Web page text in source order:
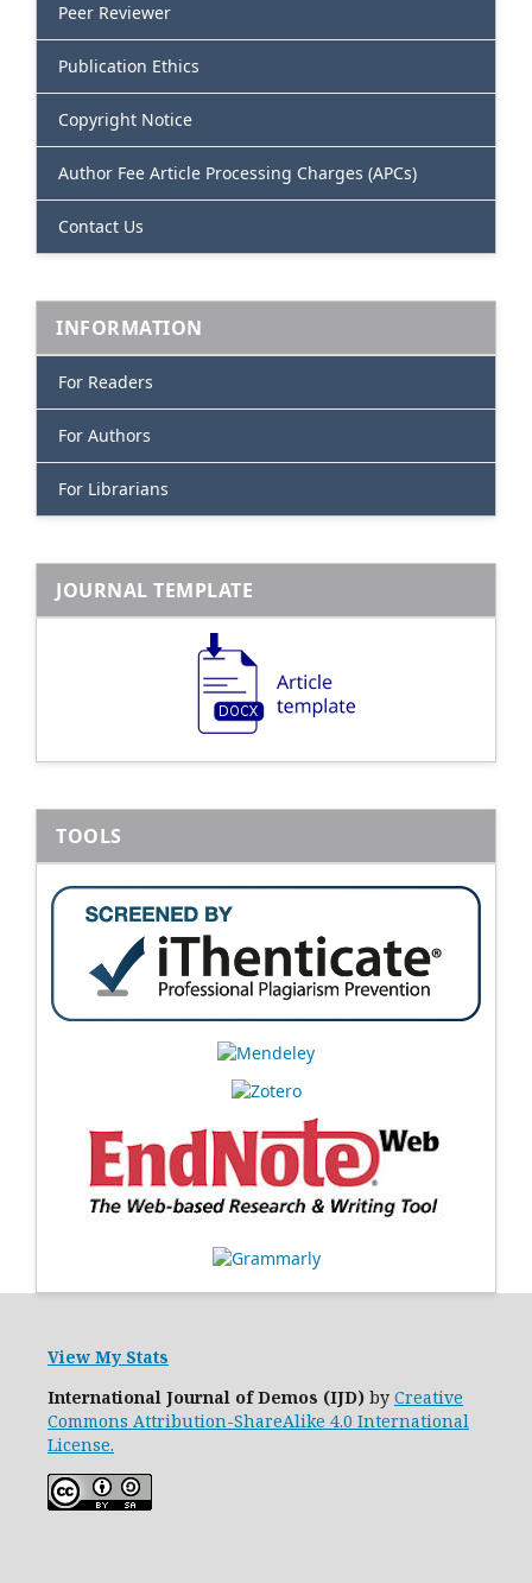
Peer Reviewer
Publication Ethics
Copyright Notice
Author Fee Article Processing Charges (APCs)
Contact Us
INFORMATION
For Readers
For Authors
For Librarians
JOURNAL TEMPLATE
TOOLS
View My Stats
International Journal of Demos (IJD) by Creative
Commons Attribution-ShareAlike 4.0 International
License.